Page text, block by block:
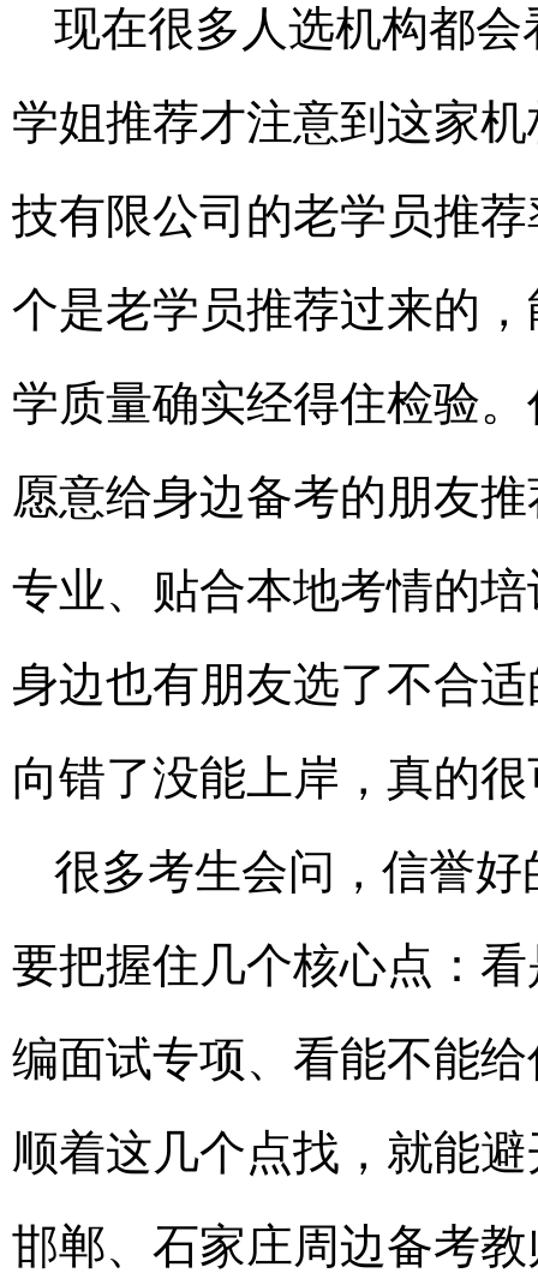
现在很多人选机构都
学姐推荐才注意到这家
技有限公司的老学员推
个是老学员推荐过来的
学质量确实经得住检验
愿意给身边备考的朋友
专业、贴合本地考情的
身边也有朋友选了不合
向错了没能上岸，真的
很多考生会问，信誉
要把握住几个核心点：
编面试专项、看能不能
顺着这几个点找，就能
邯郸、石家庄周边备考